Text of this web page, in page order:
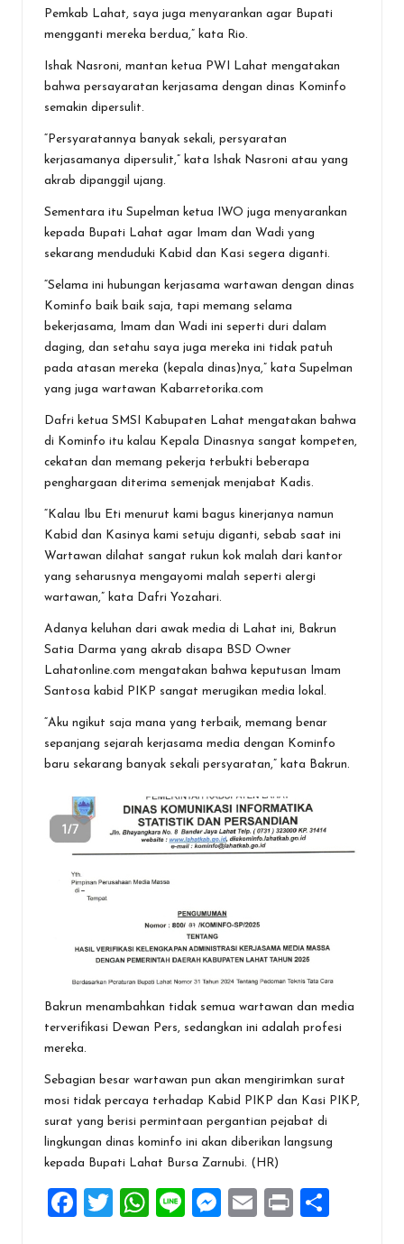
Pemkab Lahat, saya juga menyarankan agar Bupati
mengganti mereka berdua,” kata Rio.
Ishak Nasroni, mantan ketua PWI Lahat mengatakan
bahwa persayaratan kerjasama dengan dinas Kominfo
semakin dipersulit.
“Persyaratannya banyak sekali, persyaratan
kerjasamanya dipersulit,” kata Ishak Nasroni atau yang
akrab dipanggil ujang.
Sementara itu Supelman ketua IWO juga menyarankan
kepada Bupati Lahat agar Imam dan Wadi yang
sekarang menduduki Kabid dan Kasi segera diganti.
“Selama ini hubungan kerjasama wartawan dengan dinas
Kominfo baik baik saja, tapi memang selama
bekerjasama, Imam dan Wadi ini seperti duri dalam
daging, dan setahu saya juga mereka ini tidak patuh
pada atasan mereka (kepala dinas)nya,” kata Supelman
yang juga wartawan Kabarretorika.com
Dafri ketua SMSI Kabupaten Lahat mengatakan bahwa
di Kominfo itu kalau Kepala Dinasnya sangat kompeten,
cekatan dan memang pekerja terbukti beberapa
penghargaan diterima semenjak menjabat Kadis.
“Kalau Ibu Eti menurut kami bagus kinerjanya namun
Kabid dan Kasinya kami setuju diganti, sebab saat ini
Wartawan dilahat sangat rukun kok malah dari kantor
yang seharusnya mengayomi malah seperti alergi
wartawan,” kata Dafri Yozahari.
Adanya keluhan dari awak media di Lahat ini, Bakrun
Satia Darma yang akrab disapa BSD Owner
Lahatonline.com mengatakan bahwa keputusan Imam
Santosa kabid PIKP sangat merugikan media lokal.
“Aku ngikut saja mana yang terbaik, memang benar
sepanjang sejarah kerjasama media dengan Kominfo
baru sekarang banyak sekali persyaratan,” kata Bakrun.
Bakrun menambahkan tidak semua wartawan dan media
terverifikasi Dewan Pers, sedangkan ini adalah profesi
mereka.
Sebagian besar wartawan pun akan mengirimkan surat
mosi tidak percaya terhadap Kabid PIKP dan Kasi PIKP,
surat yang berisi permintaan pergantian pejabat di
lingkungan dinas kominfo ini akan diberikan langsung
kepada Bupati Lahat Bursa Zarnubi. (HR)
F
T
W
Li
M
E
Pr